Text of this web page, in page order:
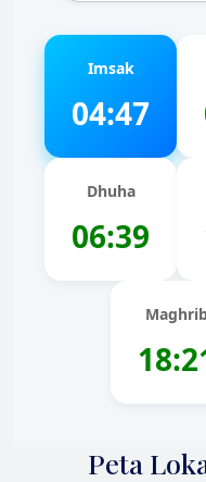
Imsak
04:47
Dhuha
06:39
Peta